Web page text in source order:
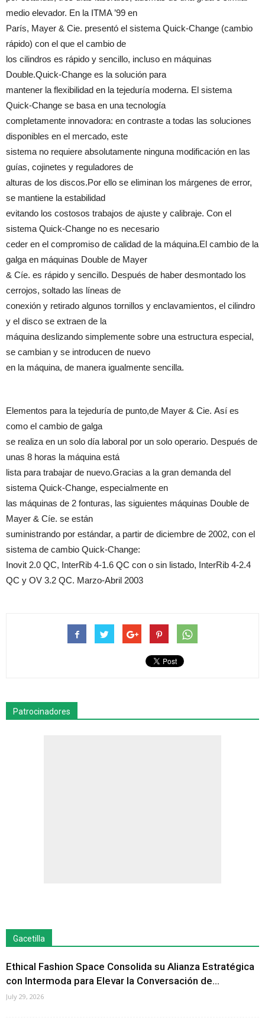
medio elevador. En la ITMA ’99 en
París, Mayer & Cie. presentó el sistema Quick-Change (cambio
rápido) con el que el cambio de
los cilindros es rápido y sencillo, incluso en máquinas
Double.Quick-Change es la solución para
mantener la flexibilidad en la tejeduría moderna. El sistema
Quick-Change se basa en una tecnología
completamente innovadora: en contraste a todas las soluciones
disponibles en el mercado, este
sistema no requiere absolutamente ninguna modificación en las
guías, cojinetes y reguladores de
alturas de los discos.Por ello se eliminan los márgenes de error,
se mantiene la estabilidad
evitando los costosos trabajos de ajuste y calibraje. Con el
sistema Quick-Change no es necesario
ceder en el compromiso de calidad de la máquina.El cambio de la
galga en máquinas Double de Mayer
& Cíe. es rápido y sencillo. Después de haber desmontado los
cerrojos, soltado las líneas de
conexión y retirado algunos tornillos y enclavamientos, el cilindro
y el disco se extraen de la
máquina deslizando simplemente sobre una estructura especial,
se cambian y se introducen de nuevo
en la máquina, de manera igualmente sencilla.
Elementos para la tejeduría de punto,de Mayer & Cie. Así es
como el cambio de galga
se realiza en un solo día laboral por un solo operario. Después de
unas 8 horas la máquina está
lista para trabajar de nuevo.Gracias a la gran demanda del
sistema Quick-Change, especialmente en
las máquinas de 2 fonturas, las siguientes máquinas Double de
Mayer & Cíe. se están
suministrando por estándar, a partir de diciembre de 2002, con el
sistema de cambio Quick-Change:
Inovit 2.0 QC, InterRib 4-1.6 QC con o sin listado, InterRib 4-2.4
QC y OV 3.2 QC. Marzo-Abril 2003
Patrocinadores
Gacetilla
Ethical Fashion Space Consolida su Alianza Estratégica
con Intermoda para Elevar la Conversación de...
July 29, 2026